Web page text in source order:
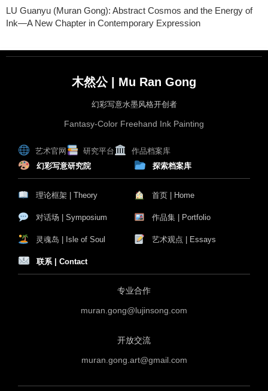
LU Guanyu (Muran Gong): Abstract Cosmos and the Energy of
Ink—A New Chapter in Contemporary Expression
木然公 | Mu Ran Gong
幻彩写意水墨风格开创者
Fantasy-Color Freehand Ink Painting
艺术官网 研究平台
作品档案库
幻彩写意研究院
理论框架 | Theory
对话场 | Symposium
灵魂岛 | Isle of Soul
探索档案库
首页 | Home
作品集 | Portfolio
艺术观点 | Essays
联系 | Contact
专业合作
muran.gong@lujinsong.com
开放交流
muran.gong.art@gmail.com